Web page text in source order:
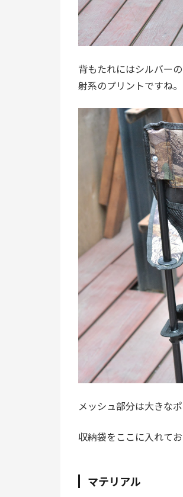
背もたれにはシルバー
射系のプリントですね。
メッシュ部分は大きな
収納袋をここに入れて
マテリアル